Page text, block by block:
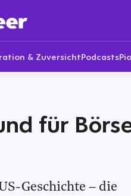
& ZuversichtPodcasts
für
Geschichte – die